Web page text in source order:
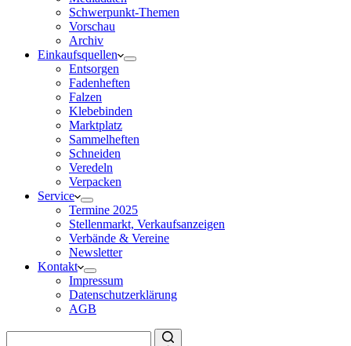
Schwerpunkt-Themen
Vorschau
Archiv
Einkaufsquellen
Entsorgen
Fadenheften
Falzen
Klebebinden
Marktplatz
Sammelheften
Schneiden
Veredeln
Verpacken
Service
Termine 2025
Stellenmarkt, Verkaufsanzeigen
Verbände & Vereine
Newsletter
Kontakt
Impressum
Datenschutzerklärung
AGB